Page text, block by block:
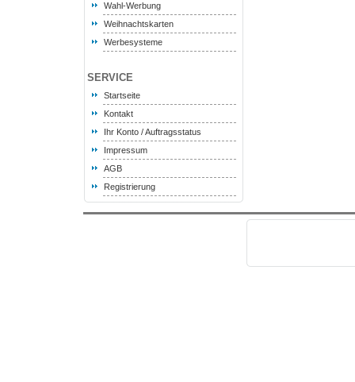
Wahl-Werbung
Weihnachtskarten
Werbesysteme
SERVICE
Startseite
Kontakt
Ihr Konto / Auftragsstatus
Impressum
AGB
Registrierung